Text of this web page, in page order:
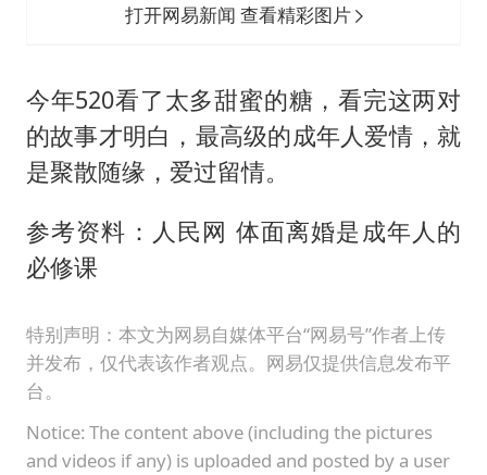
打开网易新闻 查看精彩图片
今年520看了太多甜蜜的糖，看完这两对
的故事才明白，最高级的成年人爱情，就
是聚散随缘，爱过留情。
参考资料：人民网 体面离婚是成年人的
必修课
特别声明：本文为网易自媒体平台“网易号”作者上传
并发布，仅代表该作者观点。网易仅提供信息发布平
台。
Notice: The content above (including the pictures
and videos if any) is uploaded and posted by a user